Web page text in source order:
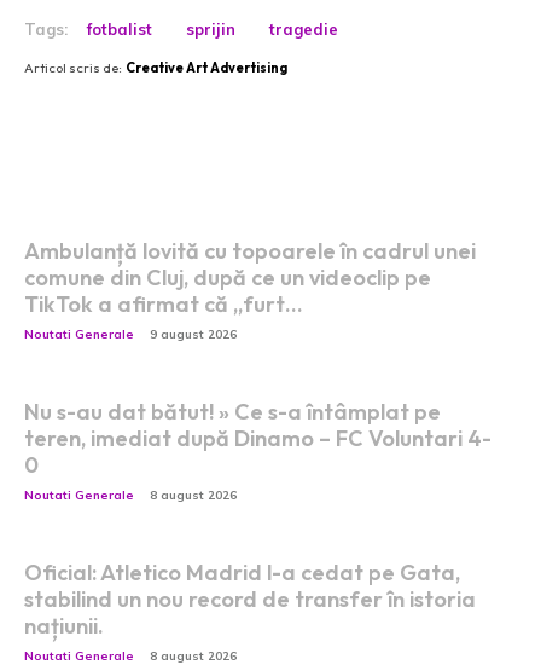
Tags: fotbalist sprijin tragedie
Articol scris de: Creative Art Advertising
Ambulanță lovită cu topoarele în cadrul unei
comune din Cluj, după ce un videoclip pe
TikTok a afirmat că „furt…
Noutati Generale 9 august 2026
Nu s-au dat bătut! » Ce s-a întâmplat pe
teren, imediat după Dinamo – FC Voluntari 4-
0
Noutati Generale 8 august 2026
Oficial: Atletico Madrid l-a cedat pe Gata,
stabilind un nou record de transfer în istoria
națiunii.
Noutati Generale 8 august 2026